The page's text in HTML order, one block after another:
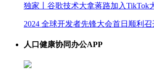
独家丨谷歌技术大拿蒋路加入TikTok
2024 全球开发者先锋大会首日顺利召
人口健康协同办公APP